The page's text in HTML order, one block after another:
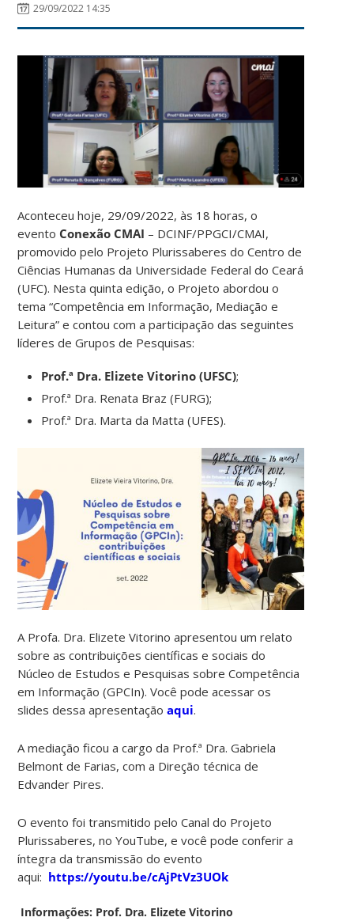
29/09/2022 14:35
Aconteceu hoje, 29/09/2022, às 18 horas, o
evento Conexão CMAI – DCINF/PPGCI/CMAI,
promovido pelo Projeto Plurissaberes do Centro de
Ciências Humanas da Universidade Federal do Ceará
(UFC). Nesta quinta edição, o Projeto abordou o
tema “Competência em Informação, Mediação e
Leitura” e contou com a participação das seguintes
líderes de Grupos de Pesquisas:
Prof.ª Dra. Elizete Vitorino (UFSC);
Prof.ª Dra. Renata Braz (FURG);
Prof.ª Dra. Marta da Matta (UFES).
A Profa. Dra. Elizete Vitorino apresentou um relato
sobre as contribuições científicas e sociais do
Núcleo de Estudos e Pesquisas sobre Competência
em Informação (GPCIn). Você pode acessar os
slides dessa apresentaçãoaqui.
A mediação ficou a cargo da Prof.ª Dra. Gabriela
Belmont de Farias, com a Direção técnica de
Edvander Pires.
O evento foi transmitido pelo Canal do Projeto
Plurissaberes, no YouTube, e você pode conferir a
íntegra da transmissão do evento
aqui: https://youtu.be/cAjPtVz3UOk
Informações: Prof. Dra. Elizete Vitorino